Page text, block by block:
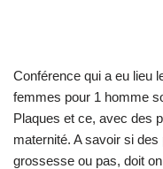
Conférence qui a eu lieu
femmes pour 1 homme
Plaques et ce, avec des
maternité. A savoir si
grossesse ou pas, doit